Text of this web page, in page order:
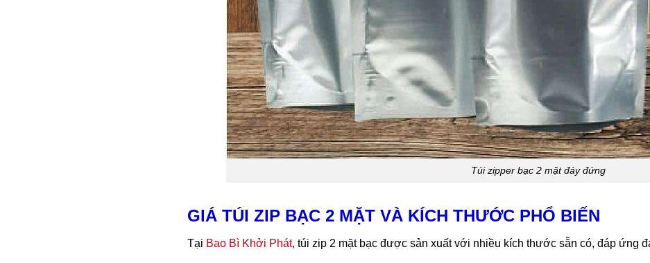
Túi zipper bạc 2 mặt đáy đứng
GIÁ TÚI ZIP BẠC 2 MẶT VÀ KÍCH THƯỚC PHỔ BIẾN
Tại Bao Bì Khởi Phát, túi zip 2 mặt bạc được sản xuất với nhiều kích thước sẵn có, đáp ứng